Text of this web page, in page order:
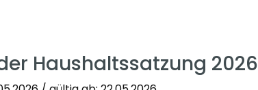
Haushaltssatzung 2026